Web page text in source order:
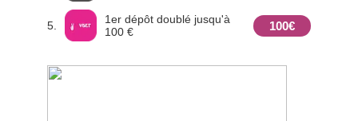
5.
1er dépôt doublé jusqu'à
100 €
100€